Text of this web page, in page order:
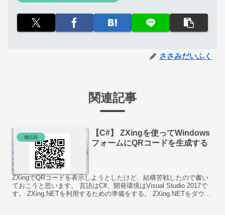
ささみだいふく
関連記事
備忘録
【C#】 ZXingを使ってWindows
フォームにQRコードを生成する
ZXingでQRコードを表示しようとしたけど、結構苦戦したので書い
ておこうと思います。 言語はC#、開発環境はVisual Studio 2017で
す。 ZXing.NETを利用するための準備をする。 ZXing.NETをダウン